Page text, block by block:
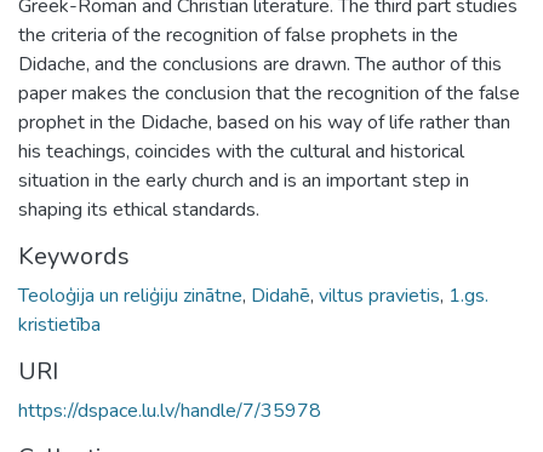
Greek-Roman and Christian literature. The third part studies
the criteria of the recognition of false prophets in the
Didache, and the conclusions are drawn. The author of this
paper makes the conclusion that the recognition of the false
prophet in the Didache, based on his way of life rather than
his teachings, coincides with the cultural and historical
situation in the early church and is an important step in
shaping its ethical standards.
Keywords
Teoloģija un reliģiju zinātne, Didahē, viltus pravietis, 1.gs.
kristietība
URI
https://dspace.lu.lv/handle/7/35978